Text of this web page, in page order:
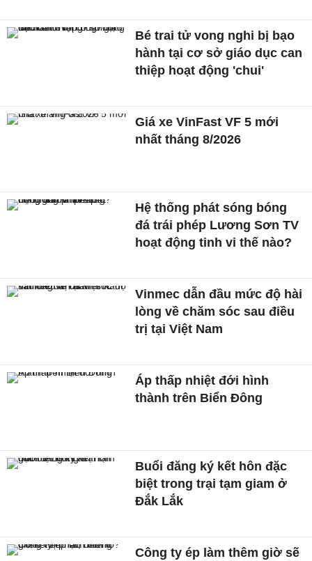
Bé trai tử vong nghi bị bạo
hành tại cơ sở giáo dục can
thiệp hoạt động 'chui'
Giá xe VinFast VF 5 mới
nhất tháng 8/2026
Hệ thống phát sóng bóng
đá trái phép Lương Sơn TV
hoạt động tinh vi thế nào?
Vinmec dẫn đầu mức độ hài
lòng về chăm sóc sau điều
trị tại Việt Nam
Áp thấp nhiệt đới hình
thành trên Biển Đông
Buổi đăng ký kết hôn đặc
biệt trong trại tạm giam ở
Đắk Lắk
Công ty ép làm thêm giờ sẽ